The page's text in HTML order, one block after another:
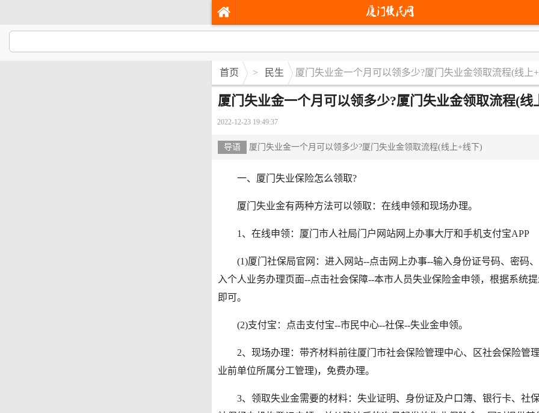
首页 > 民生 厦门失业金一个月可以领多少?厦门失业金领取流程(线上
厦门失业金一个月可以领多少?厦门失业金领取流程(线
2022-12-23 19:49:37
导语 厦门失业金一个月可以领多少?厦门失业金领取流程(线上+线下)
一、厦门失业保险怎么领取?
厦门失业金有两种方法可以领取：在线申领和现场办理。
1、在线申领：厦门市人社局门户网站网上办事大厅和手机支付宝APP
(1)厦门社保局官网：进入网站--点击网上办事--输入身份证号码、密码
入个人业务办理页面--点击社会保障--本市人员失业保险金申领，根据系统
即可。
(2)支付宝：点击支付宝--市民中心--社保--失业金申领。
2、现场办理：带齐材料前往厦门市社会保险管理中心、区社会保险管
业前单位所属分工管理)，免费办理。
3、领取失业金需要的材料：失业证明、身份证及户口簿、银行卡、社